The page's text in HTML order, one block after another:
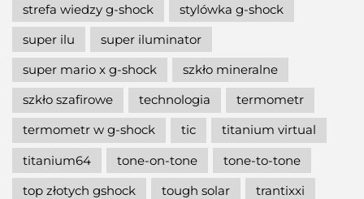
strefa wiedzy g-shock
stylówka g-shock
super ilu
super iluminator
super mario x g-shock
szkło mineralne
szkło szafirowe
technologia
termometr
termometr w g-shock
tic
titanium virtual
titanium64
tone-on-tone
tone-to-tone
top złotych gshock
tough solar
trantixxi